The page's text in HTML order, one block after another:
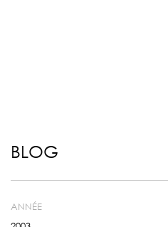
BLOG
ANNÉE